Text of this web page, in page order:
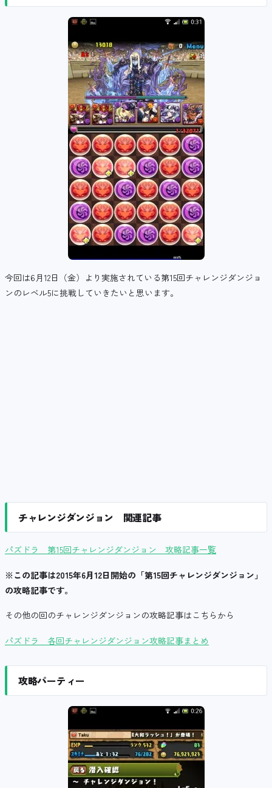
今回は6月12日（金）より実施されている第15回チャレンジダンジョ
ンのレベル5に挑戦していきたいと思います。
チャレンジダンジョン 関連記事
パズドラ 第15回チャレンジダンジョン 攻略記事一覧
※この記事は2015年6月12日開始の「第15回チャレンジダンジョン」
の攻略記事です。
その他の回のチャレンジダンジョンの攻略記事はこちらから
パズドラ 各回チャレンジダンジョン攻略記事まとめ
攻略パーティー